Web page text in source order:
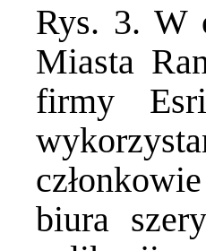
Rys. 3. W
Miasta
firmy
biura